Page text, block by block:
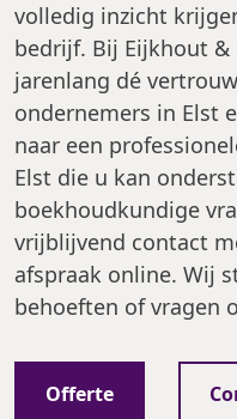
volledig inzicht
bedrijf. Bij Eijkhout &
jarenlang dé
ondernemers in Elst
naar een
Elst die u kan
boekhoudkundige
vrijblijvend contact
afspraak online. Wij
behoeften of vragen
Offerte